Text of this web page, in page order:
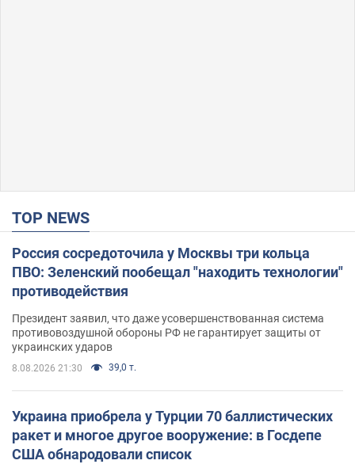
TOP NEWS
Россия сосредоточила у Москвы три кольца
ПВО: Зеленский пообещал "находить технологии"
противодействия
Президент заявил, что даже усовершенствованная система
противовоздушной обороны РФ не гарантирует защиты от
украинских ударов
8.08.2026 21:30 39,0 т.
Украина приобрела у Турции 70 баллистических
ракет и многое другое вооружение: в Госдепе
США обнародовали список